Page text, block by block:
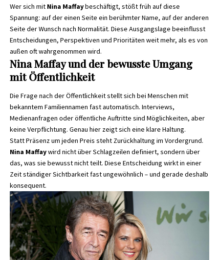
Wer sich mit Nina Maffaybeschäftigt, stößt früh auf diese
Spannung: auf der einen Seite ein berühmter Name, auf der anderen
Seite der Wunsch nach Normalität. Diese Ausgangslage beeinflusst
Entscheidungen, Perspektiven und Prioritäten weit mehr, als es von
außen oft wahrgenommen wird.
Nina Maffay und der bewusste Umgang
mit Öffentlichkeit
Die Frage nach der Öffentlichkeit stellt sich bei Menschen mit
bekanntem Familiennamen fast automatisch. Interviews,
Medienanfragen oder öffentliche Auftritte sind Möglichkeiten, aber
keine Verpflichtung. Genau hier zeigt sich eine klare Haltung.
Statt Präsenz um jeden Preis steht Zurückhaltung im Vordergrund.
Nina Maffaywird nicht über Schlagzeilen definiert, sondern über
das, was sie bewusst nicht teilt. Diese Entscheidung wirkt in einer
Zeit ständiger Sichtbarkeit fast ungewöhnlich – und gerade deshalb
konsequent.